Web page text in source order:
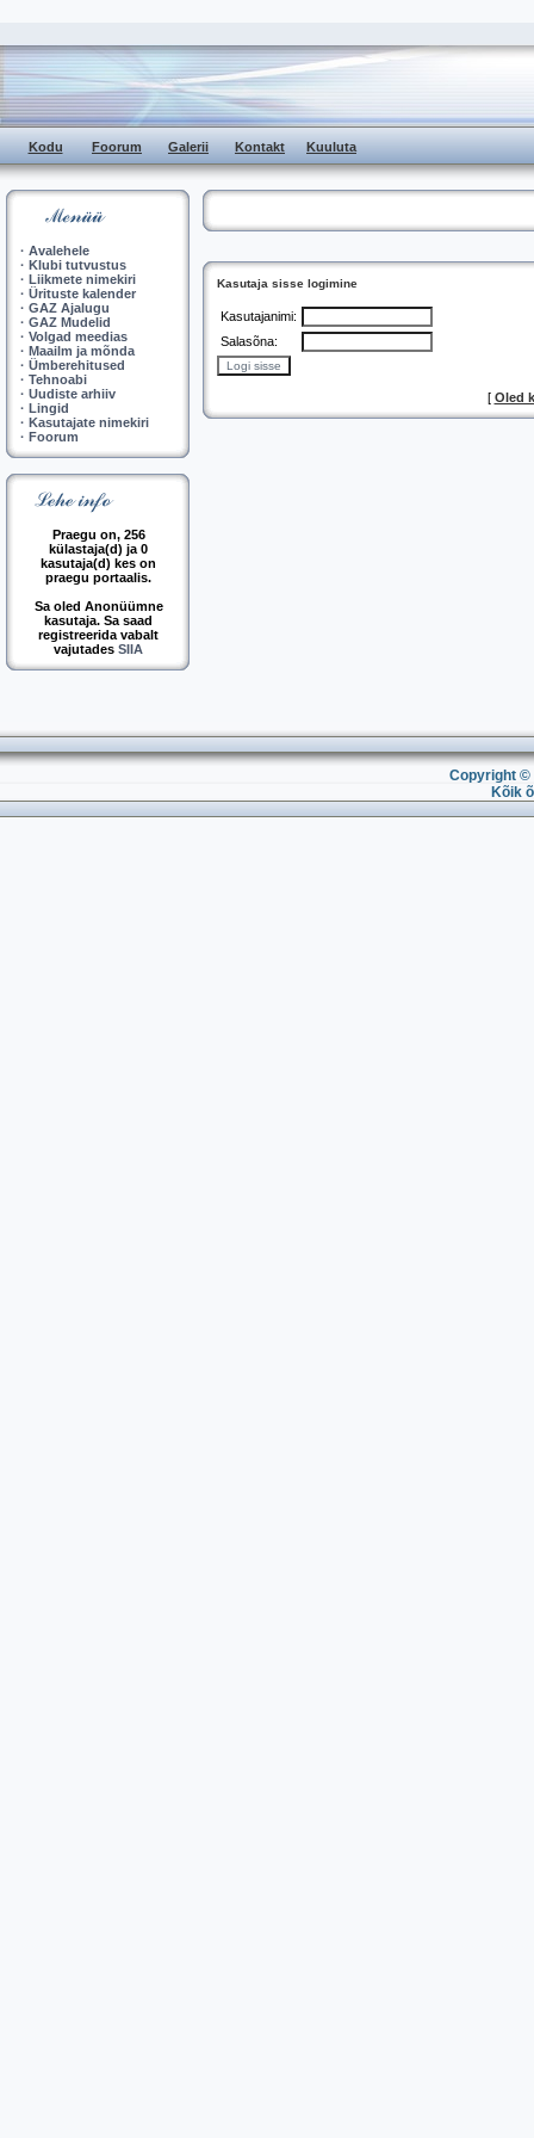
Kodu Foorum Galerii Kontakt Kuuluta
· Avalehele
· Klubi tutvustus
· Liikmete nimekiri
· Ürituste kalender
· GAZ Ajalugu
· GAZ Mudelid
· Volgad meedias
· Maailm ja mõnda
· Ümberehitused
· Tehnoabi
· Uudiste arhiiv
· Lingid
· Kasutajate nimekiri
· Foorum
Praegu on, 256
külastaja(d) ja 0
kasutaja(d) kes on
praegu portaalis.
Sa oled Anonüümne
kasutaja. Sa saad
registreerida vabalt
vajutades SIIA
Kasutaja sisse logimine
Kasutajanimi:
Salasõna:
[ Oled
Copyright ©
Kõik